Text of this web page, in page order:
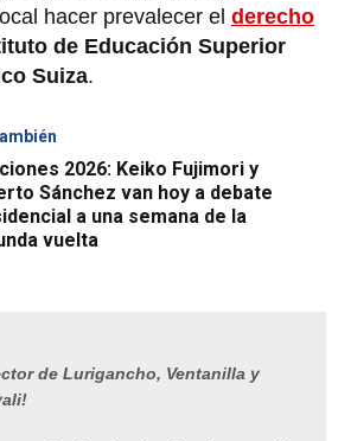
hacer prevalecer el derecho
de Educación Superior
Suiza.
2026: Keiko Fujimori y
Sánchez van hoy a debate
a una semana de la
vuelta
de Lurigancho, Ventanilla y